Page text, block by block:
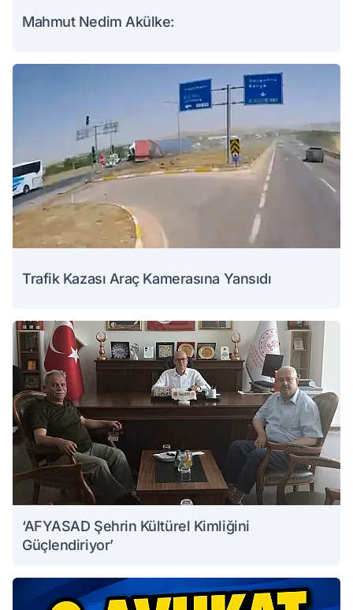
Mahmut Nedim Akülke:
Trafik Kazası Araç Kamerasına Yansıdı
‘AFYASAD Şehrin Kültürel Kimliğini
Güçlendiriyor’